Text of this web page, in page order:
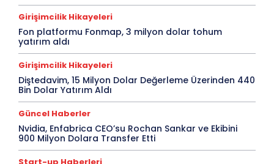
Girişimcilik Hikayeleri
Fon platformu Fonmap, 3 milyon dolar tohum
yatırım aldı
Girişimcilik Hikayeleri
Diştedavim, 15 Milyon Dolar Değerleme Üzerinden 440
Bin Dolar Yatırım Aldı
Güncel Haberler
Nvidia, Enfabrica CEO’su Rochan Sankar ve Ekibini
900 Milyon Dolara Transfer Etti
Start-up Haberleri